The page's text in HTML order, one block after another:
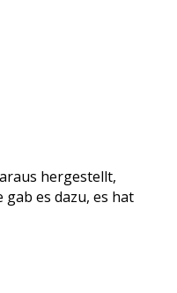
hergestellt,
gab es dazu, es hat